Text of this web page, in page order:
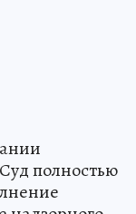
полностью